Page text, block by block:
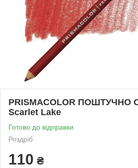
PRISMACOLOR ПОШТУЧНО
Scarlet Lake
Готово до відправки
Роздріб
110 ₴